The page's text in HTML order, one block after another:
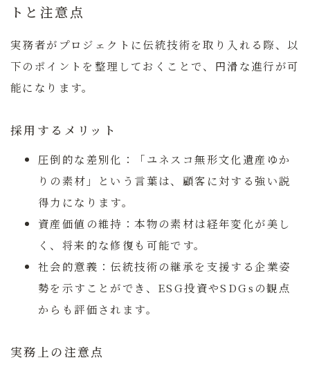
トと注意点
実務者がプロジェクトに伝統技術を取り入れる際、以
下のポイントを整理しておくことで、円滑な進行が可
能になります。
採用するメリット
圧倒的な差別化：
「ユネスコ無形文化遺産ゆか
りの素材」という言葉は、顧客に対する強い説
得力になります。
資産価値の維持：本物の素材は経年変化が美し
く、将来的な修復も可能です。
社会的意義： 伝統技術の継承を支援する企業姿
勢を示すことができ、ESG投資やSDGsの観点
からも評価されます。
実務上の注意点